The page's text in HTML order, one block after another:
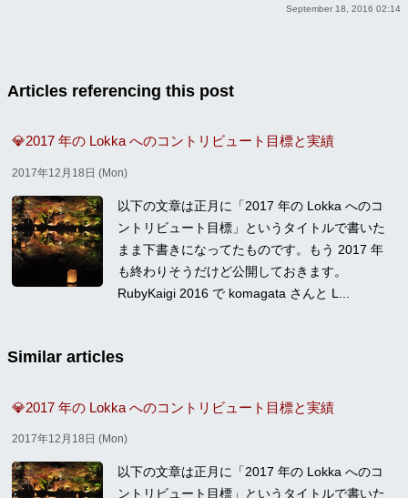
September 18, 2016 02:14
Articles referencing this post
💎2017 年の Lokka へのコントリビュート目標と実績
2017年12月18日 (Mon)
以下の文章は正月に「2017 年の Lokka へのコ
ントリビュート目標」というタイトルで書いた
まま下書きになってたものです。もう 2017 年
も終わりそうだけど公開しておきます。
RubyKaigi 2016 で komagata さんと L...
Similar articles
💎2017 年の Lokka へのコントリビュート目標と実績
2017年12月18日 (Mon)
以下の文章は正月に「2017 年の Lokka へのコ
ントリビュート目標」というタイトルで書いた